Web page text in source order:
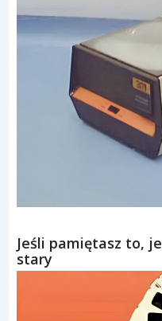
Jeśli pamiętasz to,
stary